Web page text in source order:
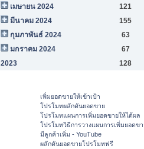
เมษายน 2024
121
มีนาคม 2024
155
กุมภาพันธ์ 2024
63
มกราคม 2024
67
2023
128
เพิ่มยอดขายให้เข้าเป้า
โปรโมทผลักดันยอดขาย
โปรโมทแผนการเพิ่มยอดขายให้ได้ผล
โปรโมทวิธีการวางแผนการเพิ่มยอดข
มีลูกค้าเพิ่ม - YouTube
ผลักดันยอดขายโปรโมทฟรี